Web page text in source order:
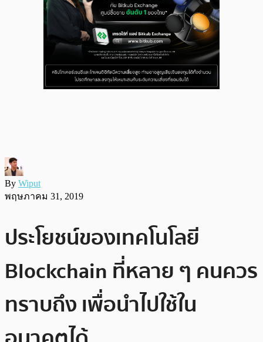
By Wiput
พฤษภาคม 31, 2019
ประโยชน์ของเทคโนโลยี
Blockchain ที่หลาย ๆ คนควร
ทราบถึง เพื่อนำไปใช้ใน